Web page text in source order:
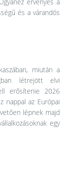
és a várandós
miután a
létrejött elvi
erősítenie 2026
nappal az Európai
lépnek majd
egy